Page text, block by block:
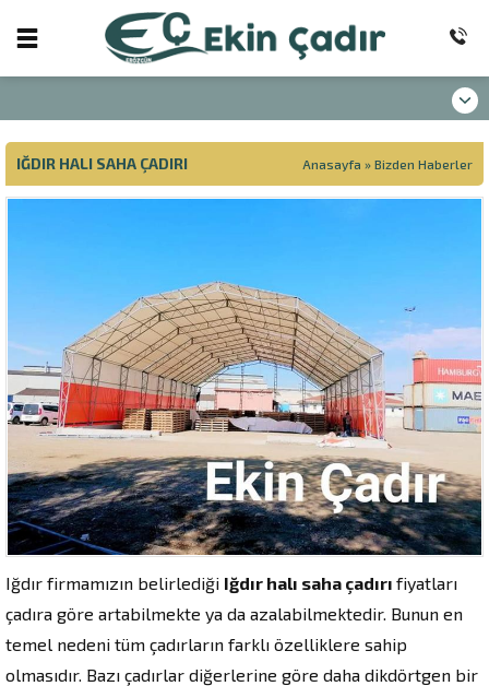
IĞDIR HALI SAHA ÇADIRI Anasayfa » Bizden Haberler
Iğdır firmamızın belirlediği Iğdır halı saha çadırı fiyatları
çadıra göre artabilmekte ya da azalabilmektedir. Bunun en
temel nedeni tüm çadırların farklı özelliklere sahip
olmasıdır. Bazı çadırlar diğerlerine göre daha dikdörtgen bir